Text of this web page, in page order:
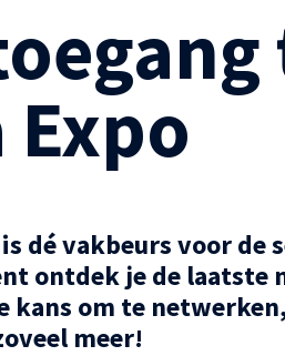
is dé vakbeurs voor
ontdek je de laatste
kans om te
meer!